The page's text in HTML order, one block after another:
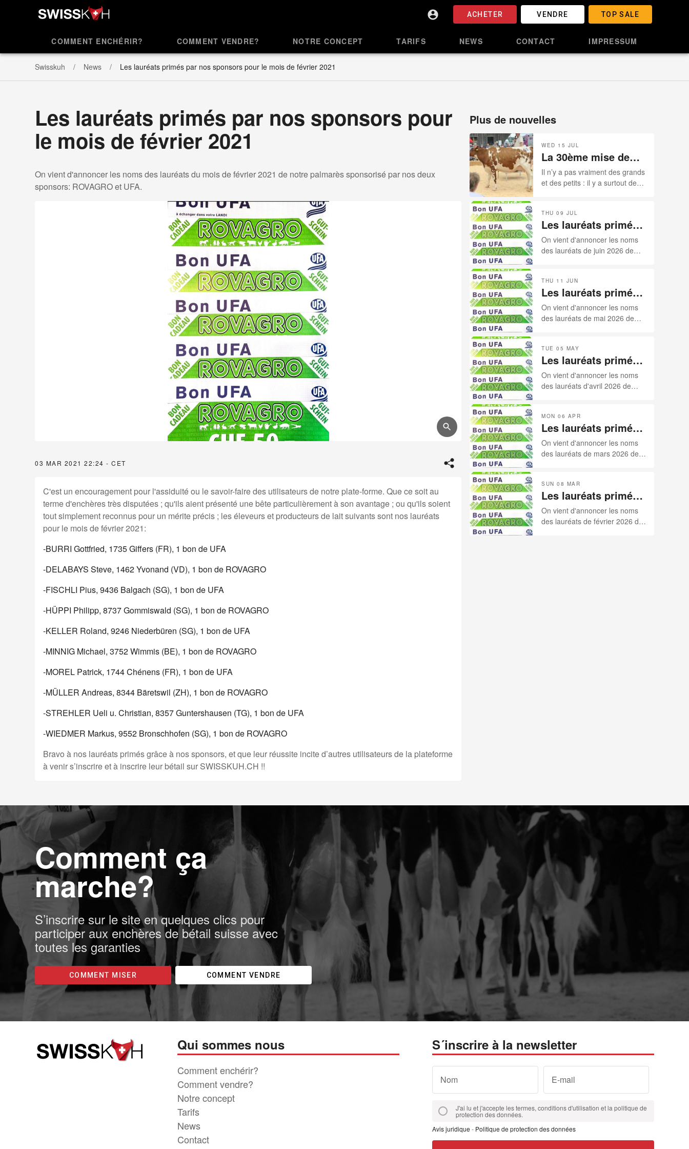
ACHETER VENDRE TOP SALE
COMMENT ENCHÉRIR? COMMENT VENDRE? NOTRE CONCEPT TARIFS NEWS CONTACT IMPRESSUM
Swisskuh News Les lauréats primés par nos sponsors pour le mois de février 2021
Les lauréats primés par nos sponsors pour
le mois de février 2021
On vient d'annoncer les noms des lauréats du mois de février 2021 de notre palmarès sponsorisé par nos deux
sponsors: ROVAGRO et UFA.
03 MAR 2021 22:24 - CET
C'est un encouragement pour l'assiduité ou le savoir-faire des utilisateurs de notre plate-forme. Que ce soit au
terme d'enchères très disputées ; qu'ils aient présenté une bête particulièrement à son avantage ; ou qu'ils soient
tout simplement reconnus pour un mérite précis ; les éleveurs et producteurs de lait suivants sont nos lauréats
pour le mois de février 2021:
-BURRI Gottfried, 1735 Giffers (FR), 1 bon de UFA
-DELABAYS Steve, 1462 Yvonand (VD), 1 bon de ROVAGRO
-FISCHLI Pius, 9436 Balgach (SG), 1 bon de UFA
-HÜPPI Philipp, 8737 Gommiswald (SG), 1 bon de ROVAGRO
-KELLER Roland, 9246 Niederbüren (SG), 1 bon de UFA
-MINNIG Michael, 3752 Wimmis (BE), 1 bon de ROVAGRO
-MOREL Patrick, 1744 Chénens (FR), 1 bon de UFA
-MÜLLER Andreas, 8344 Bäretswil (ZH), 1 bon de ROVAGRO
-STREHLER Ueli u. Christian, 8357 Guntershausen (TG), 1 bon de UFA
-WIEDMER Markus, 9552 Bronschhofen (SG), 1 bon de ROVAGRO
Bravo à nos lauréats primés grâce à nos sponsors, et que leur réussite incite d’autres utilisateurs de la plateforme
à venir s’inscrire et à inscrire leur bétail sur SWISSKUH.CH !!
Plus de nouvelles
WED 15 JUL
La 30ème mise de
bétail des
Reussilles-
15.07.2026
Il n’y a pas vraiment des grands
et des petits : il y a surtout des
disposent en temps normal des
surfaces extraordinaires pour
produire le meilleur bétail. Cette
année, malheureusement, la
sécheresse s’est invitée aux
des Reussilles ». Catalogue de
78 lots, avec quelques
absences, et surtout beaucoup
trop d’invendues, les paysans
jurassiens ne méritaient pas ça.
THU 09 JUL
Les lauréats primés
par nos sponsors
pour le mois de juin
2026
On vient d'annoncer les noms
des lauréats de juin 2026 de
et UFA.
THU 11 JUN
Les lauréats primés
par nos sponsors
pour le mois de mai
2026
On vient d'annoncer les noms
des lauréats de mai 2026 de
et UFA.
TUE 05 MAY
Les lauréats primés
par nos sponsors
pour le mois d'avril
2026
On vient d'annoncer les noms
des lauréats d'avril 2026 de
et UFA.
MON 06 APR
Les lauréats primés
par nos sponsors
pour le mois de mars
2026
On vient d'annoncer les noms
des lauréats de mars 2026 de
et UFA.
SUN 08 MAR
Les lauréats primés
par nos sponsors
pour le mois de
février 2026
On vient d'annoncer les noms
des lauréats de février 2026 de
Comment ça
marche?
S’inscrire sur le site en quelques clics pour
participer aux enchères de bétail suisse avec
toutes les garanties
COMMENT MISER COMMENT VENDRE
Qui sommes nous
Comment enchérir?
Comment vendre?
Notre concept
Tarifs
News
Contact
S´inscrire à la newsletter
Nom E-mail
J'ai lu et j'accepte les termes, conditions d'utilisation et la politique de
protection des données.
Avis juridique - Politique de protection des données